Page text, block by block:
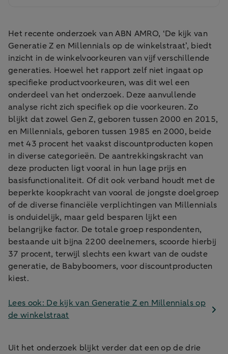
Het recente onderzoek van ABN AMRO, ‘De kijk van
Generatie Z en Millennials op de winkelstraat’, biedt
inzicht in de winkelvoorkeuren van vijf verschillende
generaties. Hoewel het rapport zelf niet ingaat op
specifieke productvoorkeuren, was dit wel een
onderdeel van het onderzoek. Deze aanvullende
analyse richt zich specifiek op die voorkeuren. Zo
blijkt dat zowel Gen Z, geboren tussen 2000 en 2015,
en Millennials, geboren tussen 1985 en 2000, beide
met 43 procent het vaakst discountproducten kopen
in diverse categorieën. De aantrekkingskracht van
deze producten ligt vooral in hun lage prijs en
basisfunctionaliteit. Of dit ook verband houdt met de
beperkte koopkracht van vooral de jongste doelgroep
of de diverse financiële verplichtingen van Millennials
is onduidelijk, maar geld besparen lijkt een
belangrijke factor. De totale groep respondenten,
bestaande uit bijna 2200 deelnemers, scoorde hierbij
37 procent, terwijl slechts een kwart van de oudste
generatie, de Babyboomers, voor discountproducten
kiest.
Lees ook: De kijk van Generatie Z en Millennials op
de winkelstraat
Uit het onderzoek blijkt verder dat een op de drie